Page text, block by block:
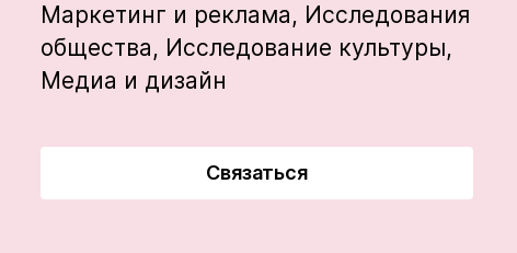
Маркетинг и реклама, Исследования
общества, Исследование культуры,
Медиа и дизайн
Связаться